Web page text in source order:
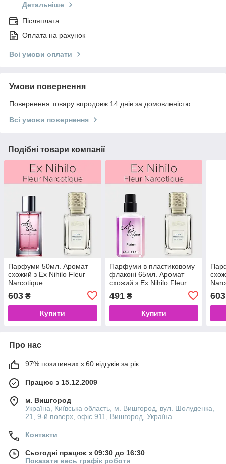
Детальніше
Післяплата
Оплата на рахунок
Всі умови оплати
Умови повернення
Повернення товару впродовж 14 днів за домовленістю
Всі умови повернення
Подібні товари компанії
Парфуми 50мл. Аромат
схожий з Ex Nihilo Fleur
Narcotique
603 ₴
Купити
Парфуми в пластиковому
флаконі 65мл. Аромат
схожий з Ex Nihilo Fleur
491₴
Купити
603
Про нас
97% позитивних з 60 відгуків за рік
Працює з 15.12.2009
м. Вишгород
Україна, Київська область, м. Вишгород, вул. Шолуденка,
21, 9-й поверх, офіс 911, Вишгород, Україна
Контакти
Сьогодні працює з 09:30 до 16:30
Показати весь графік роботи